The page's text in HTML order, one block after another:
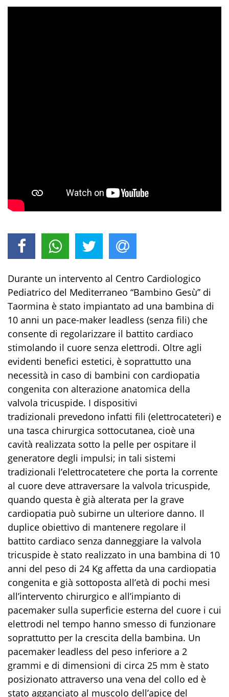
Durante un intervento al Centro Cardiologico
Pediatrico del Mediterraneo “Bambino Gesù” di
Taormina è stato impiantato ad una bambina di
10 anni un pace-maker leadless (senza fili) che
consente di regolarizzare il battito cardiaco
stimolando il cuore senza elettrodi. Oltre agli
evidenti benefici estetici, è soprattutto una
necessità in caso di bambini con cardiopatia
congenita con alterazione anatomica della
valvola tricuspide. I dispositivi
tradizionali prevedono infatti fili (elettrocateteri) e
una tasca chirurgica sottocutanea, cioè una
cavità realizzata sotto la pelle per ospitare il
generatore degli impulsi; in tali sistemi
tradizionali l’elettrocatetere che porta la corrente
al cuore deve attraversare la valvola tricuspide,
quando questa è già alterata per la grave
cardiopatia può subirne un ulteriore danno. Il
duplice obiettivo di mantenere regolare il
battito cardiaco senza danneggiare la valvola
tricuspide è stato realizzato in una bambina di 10
anni del peso di 24 Kg affetta da una cardiopatia
congenita e già sottoposta all’età di pochi mesi
all’intervento chirurgico e all’impianto di
pacemaker sulla superficie esterna del cuore i cui
elettrodi nel tempo hanno smesso di funzionare
soprattutto per la crescita della bambina. Un
pacemaker leadless del peso inferiore a 2
grammi e di dimensioni di circa 25 mm è stato
posizionato attraverso una vena del collo ed è
stato agganciato al muscolo dell’apice del